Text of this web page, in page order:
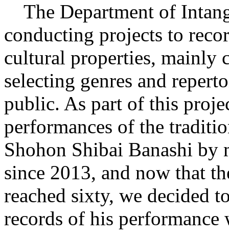
The Department of
conducting projects to
cultural properties, mainly
selecting genres and
public. As part of this
performances of the
Shohon Shibai Banashi
since 2013, and now that
reached sixty, we decided
records of his performance